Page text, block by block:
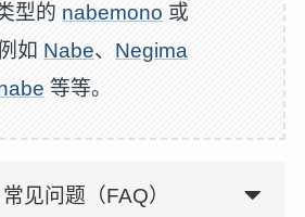
型的 nabemono 或
如 Nabe、 Negima
等等。
见问题（FAQ）